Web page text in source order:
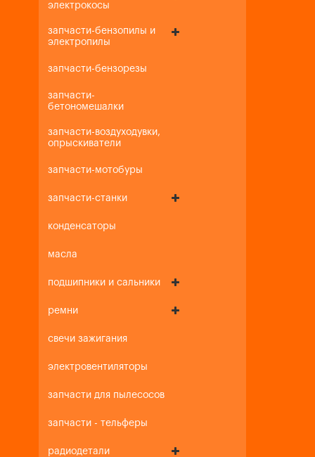
электрокосы
запчасти-бензопилы и
электропилы
запчасти-бензорезы
запчасти-
бетономешалки
запчасти-воздуходувки,
опрыскиватели
запчасти-мотобуры
запчасти-станки
конденсаторы
масла
подшипники и сальники
ремни
свечи зажигания
электровентиляторы
запчасти для пылесосов
запчасти - тельферы
радиодетали